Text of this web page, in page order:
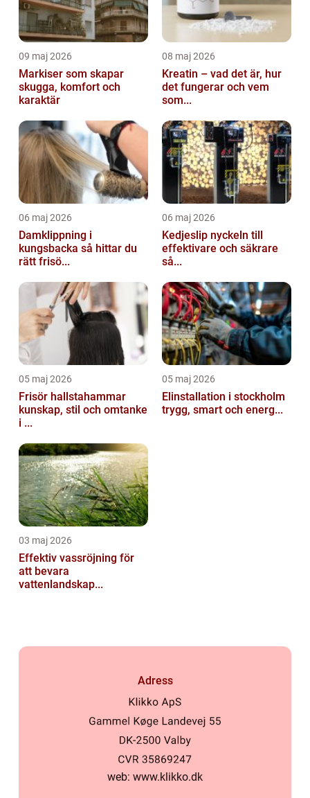
09 maj 2026
Markiser som skapar
skugga, komfort och
karaktär
08 maj 2026
Kreatin – vad det är, hur
det fungerar och vem
som...
06 maj 2026
Damklippning i
kungsbacka så hittar du
rätt frisö...
06 maj 2026
Kedjeslip nyckeln till
effektivare och säkrare
så...
05 maj 2026
Frisör hallstahammar
kunskap, stil och omtanke
i ...
05 maj 2026
Elinstallation i stockholm
trygg, smart och energ...
03 maj 2026
Effektiv vassröjning för
att bevara
vattenlandskap...
Adress
web: www.klikko.dk